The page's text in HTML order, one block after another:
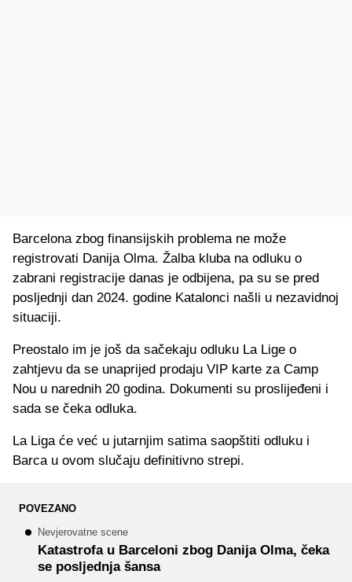
Barcelona zbog finansijskih problema ne može
registrovati Danija Olma. Žalba kluba na odluku o
zabrani registracije danas je odbijena, pa su se pred
posljednji dan 2024. godine Katalonci našli u nezavidnoj
situaciji.
Preostalo im je još da sačekaju odluku La Lige o
zahtjevu da se unaprijed prodaju VIP karte za Camp
Nou u narednih 20 godina. Dokumenti su proslijeđeni i
sada se čeka odluka.
La Liga će već u jutarnjim satima saopštiti odluku i
Barca u ovom slučaju definitivno strepi.
POVEZANO
Nevjerovatne scene
Katastrofa u Barceloni zbog Danija Olma, čeka
se posljednja šansa